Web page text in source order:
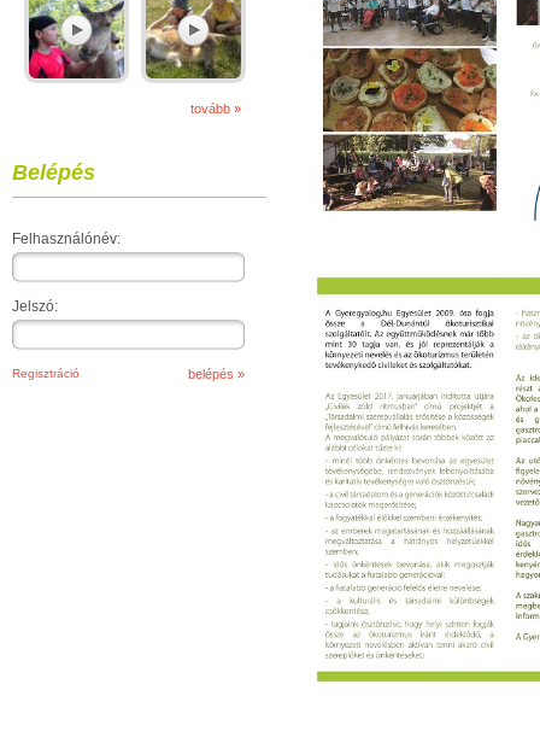
tovább »
Belépés
Felhasználónév:
Jelszó:
Regisztráció